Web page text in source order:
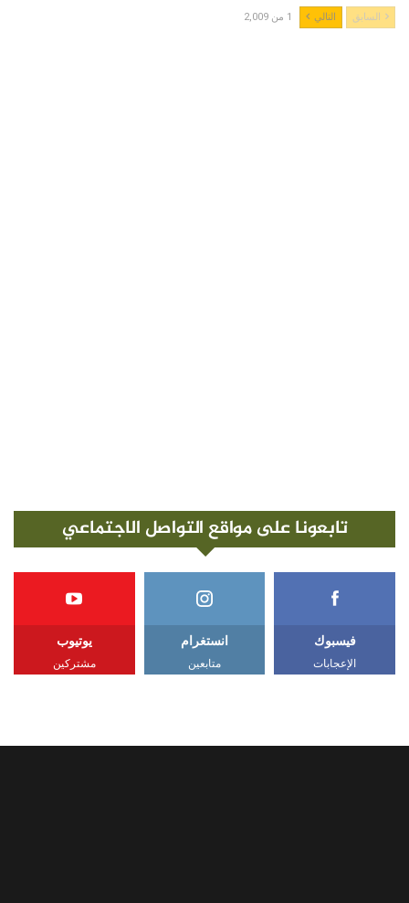
السابق التالي 1 من 2,009
تابعونا على مواقع التواصل الاجتماعي
فيسبوك
الإعجابات
انستغرام
متابعين
يوتيوب
مشتركين